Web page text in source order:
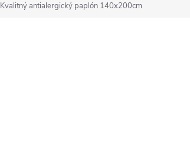
Kvalitný antialergický paplón 140x200cm